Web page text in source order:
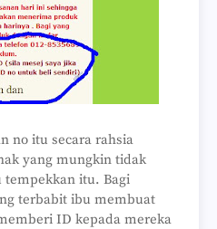
no itu secara rahsia
yang mungkin tidak
tempekkan itu. Bagi
terbabit ibu membuat
ID kepada mereka